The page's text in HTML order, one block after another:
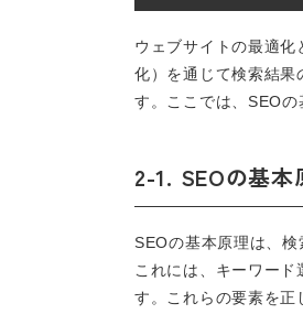
ウェブサイトの最適
化）を通じて検索結果
す。ここでは、SEOの
2-1. SEOの基本
SEOの基本原理は、
これには、キーワー
す。これらの要素を正